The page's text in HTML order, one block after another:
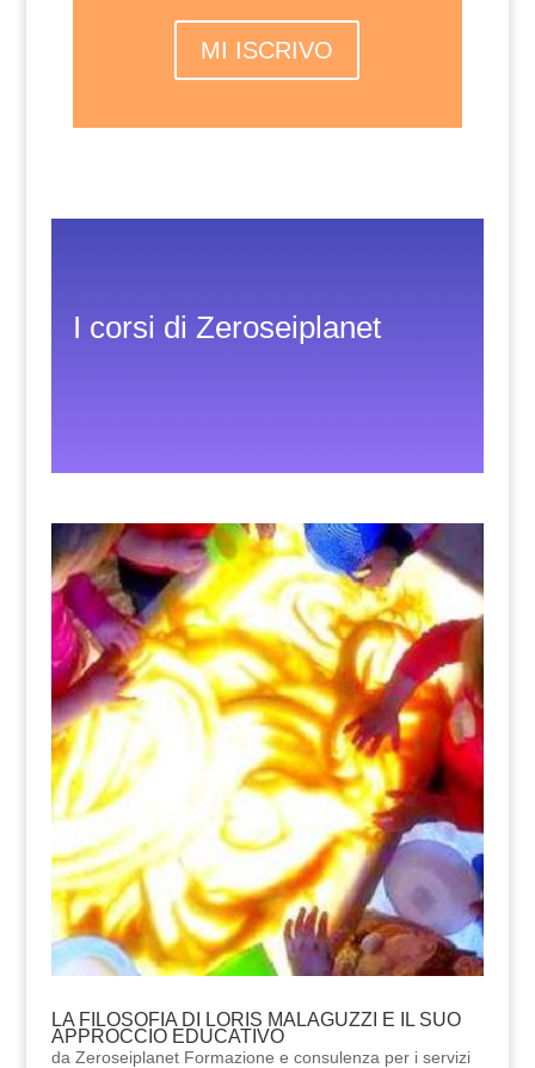
MI ISCRIVO
I corsi di Zeroseiplanet
LA FILOSOFIA DI LORIS MALAGUZZI E IL SUO
APPROCCIO EDUCATIVO
da Zeroseiplanet Formazione e consulenza per i servizi